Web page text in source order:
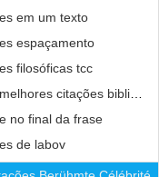
compreensão
em um texto
espaçamento
filosóficas tcc
citações biblicas
no final da frase
de labov